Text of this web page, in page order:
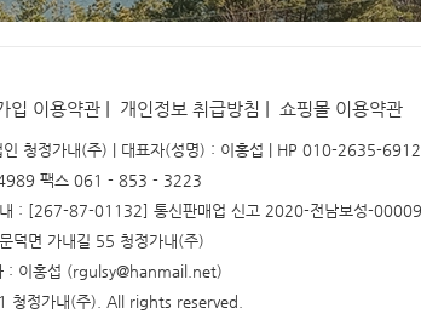
입 이용약관 | 개인정보 취급방침 | 쇼핑몰 이용약관
인 청정가내(주) | 대표자(성명) : 이홍섭 | HP 010-2635-6912
팩스 061 - 853 - 3223
내 : [267-87-01132] 통신판매업 신고 2020-전남보성-00009
덕면 가내길 55 청정가내(주)
: 이홍섭 (rgulsy@hanmail.net)
정가내(주). All rights reserved.